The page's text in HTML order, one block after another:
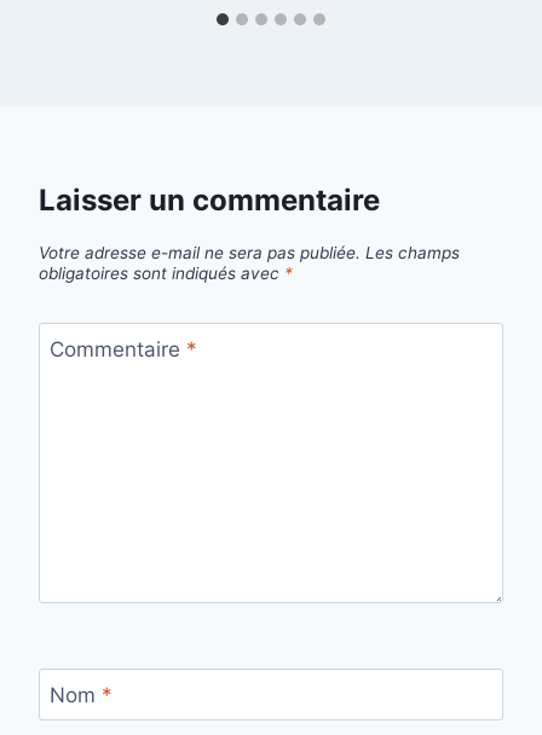
Laisser un commentaire
Votre adresse e-mail ne sera pas publiée. Les champs
obligatoires sont indiqués avec *
Commentaire *
Nom *